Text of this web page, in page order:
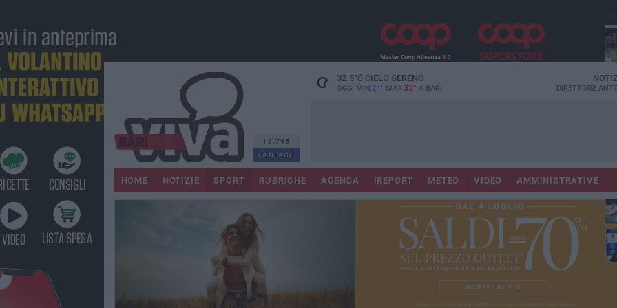
13.795
FANPAGE
32.5°CCIELO SERENO
OGGI MIN 24° MAX 32° A BARI DIRETTORE
HOME NOTIZIE SPORT RUBRICHE AGENDA IREPORT METEO VIDEO AMMINISTRATIVE